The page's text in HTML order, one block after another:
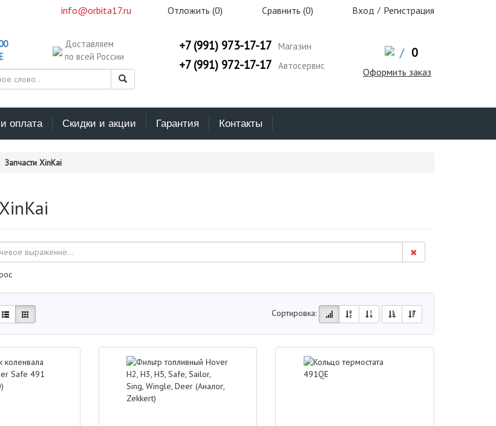
info@orbita17.ru Отложить (0) Сравнить (0) Вход / Регистрация
Доставляем
по всей России
+7 (991) 973-17-17 Магазин
+7 (991) 972-17-17 Автосервис
/ 0
Оформить заказ
оплата Скидки и акции Гарантия Контакты
Запчасти XinKai
Сортировка: